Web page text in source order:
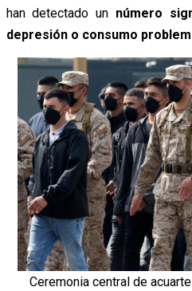
han detectado un número
depresión o consumo
Ceremonia central de